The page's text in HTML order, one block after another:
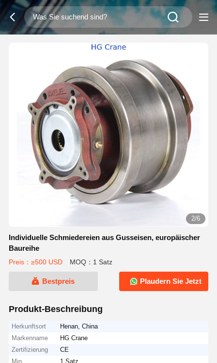
2/6
Individuelle Schmiedereien aus Gusseisen, europäischer
Baureihe
Preis：≥500 USD MOQ：1 Satz
Bestpreis Plaudern Sie Jetzt
Produkt-Beschreibung
Herkunftsort
Henan, China
Markenname
HG Crane
Zertifizierung
CE
Min
1 Satz